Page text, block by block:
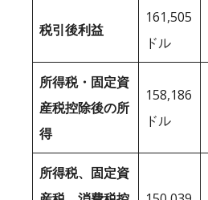
税引後利益
161,505
ドル
所得税・固定資
産税控除後の所
得
158,186
ドル
所得税、固定資